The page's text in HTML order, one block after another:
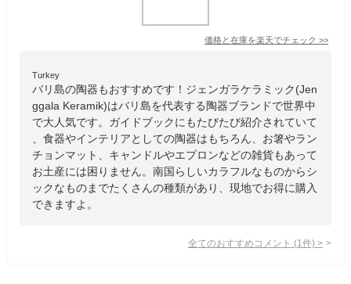
価格と在庫を楽天でチェック >>
Turkey
バリ島の陶器もおすすめです！ジェンガラケラミック(Jen
ggala Keramik)はバリ島を代表する陶器ブランドで世界中
で大人気です。ガイドブックにもたびたび紹介されていて
、食器やインテリアとしての陶器はもちろん、お箸やラン
チョンマット、キャンドルやエプロンなどの雑貨もあって
お土産には困りません。南国らしいカラフルなものからシ
ックなものまでたくさんの種類があり、現地でお得に購入
できますよ。
全てのおすすめコメント (1 件) >